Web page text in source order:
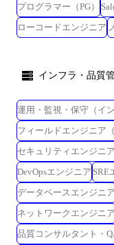
プログラマー（PG）
ローコードエンジニア
インフラ・品質
運用・監視・保守（イン
フィールドエンジニア
セキュリティエンジニ
DevOpsエンジニア SRE
データベースエンジニア
ネットワークエンジニア
品質コンサルタント・